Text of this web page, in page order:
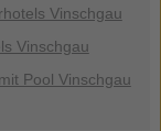
Vinschgau
Vinschgau
Pool Vinschgau